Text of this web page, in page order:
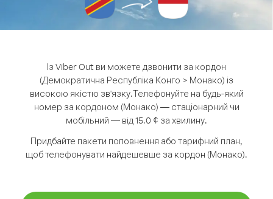
Із Viber Out ви можете дзвонити за кордон
(Демократична Республіка Конго > Монако) із
високою якістю зв'язку.Телефонуйте на будь-який
номер за кордоном (Монако) — стаціонарний чи
мобільний — від 15.0 ¢ за хвилину.
Придбайте пакети поповнення або тарифний план,
щоб телефонувати найдешевше за кордон (Монако).